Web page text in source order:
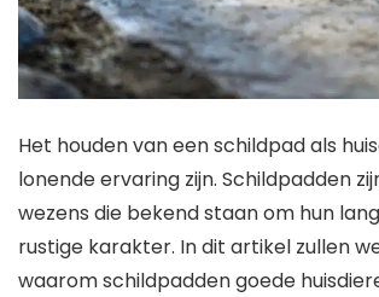
Het houden van een schildpad als
lonende ervaring zijn. Schildpadden
wezens die bekend staan om hun
rustige karakter. In dit artikel zullen
waarom schildpadden goede